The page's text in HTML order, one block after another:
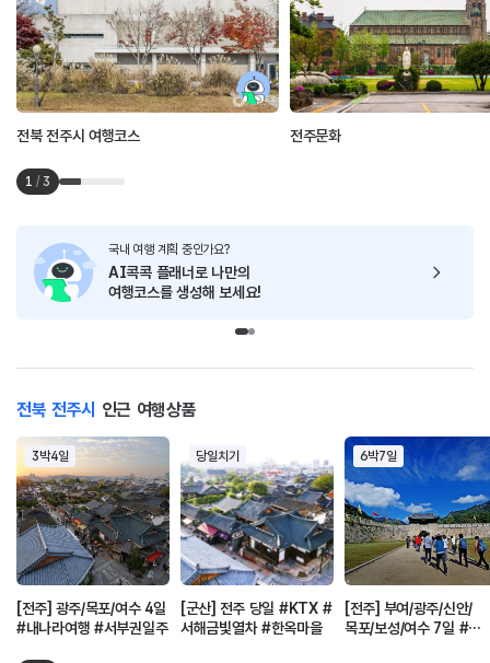
전북 전주시 여행코스 전주문화
1 / 3
국내 여행 계획 중인가요?
AI콕콕 플래너로 나만의
여행코스를 생성해 보세요!
전북 전주시 인근 여행상품
3박4일
[전주] 광주/목포/여수 4일
#내나라여행 #서부권일주
당일치기
[군산] 전주 당일 #KTX #
서해금빛열차 #한옥마을
6박7일
[전주] 부여/광주/신안/
목포/보성/여수 7일 #